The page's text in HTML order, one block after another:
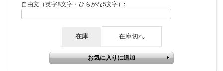
自由文（英字8文字・ひらがな5文字）:
在庫 在庫切れ